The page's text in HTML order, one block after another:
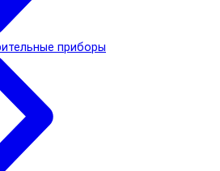
приборы